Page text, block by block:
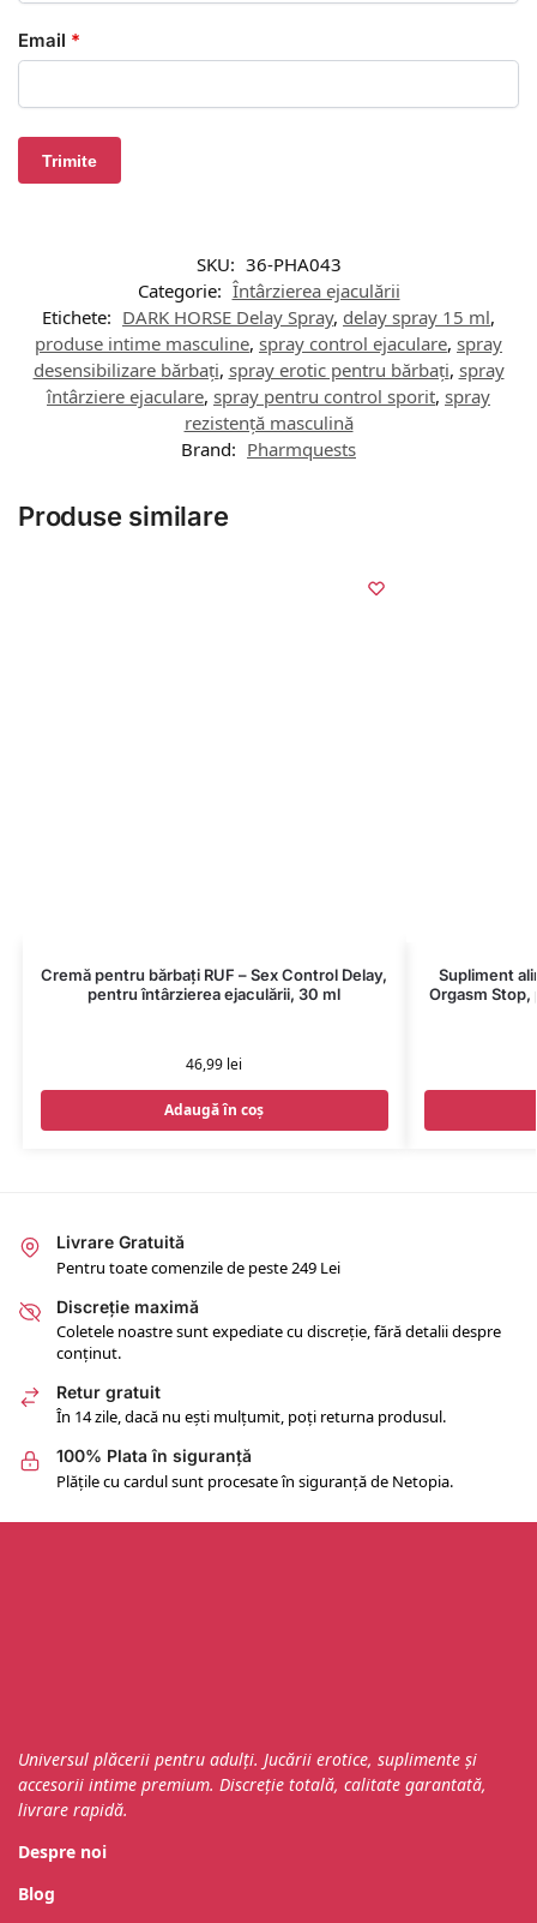
Email *
SKU: 36-PHA043
Categorie: Întârzierea ejaculării
Etichete: DARK HORSE Delay Spray, delay spray 15 ml,
produse intime masculine, spray control ejaculare, spray
desensibilizare bărbați, spray erotic pentru bărbați, spray
întârziere ejaculare, spray pentru control sporit, spray
rezistență masculină
Brand: Pharmquests
Produse similare
Cremă pentru bărbați RUF – Sex Control Delay,
pentru întârzierea ejaculării, 30 ml
46,99 lei
Adaugă în coș
Supliment
Orgasm
Livrare Gratuită
Pentru toate comenzile de peste 249 Lei
Discreție maximă
Coletele noastre sunt expediate cu discreție, fără detalii despre
conținut.
Retur gratuit
În 14 zile, dacă nu ești mulțumit, poți returna produsul.
100% Plata în siguranță
Plățile cu cardul sunt procesate în siguranță de Netopia.
Universul plăcerii pentru adulți. Jucării erotice, suplimente și
accesorii intime premium. Discreție totală, calitate garantată,
livrare rapidă.
Despre noi
Blog